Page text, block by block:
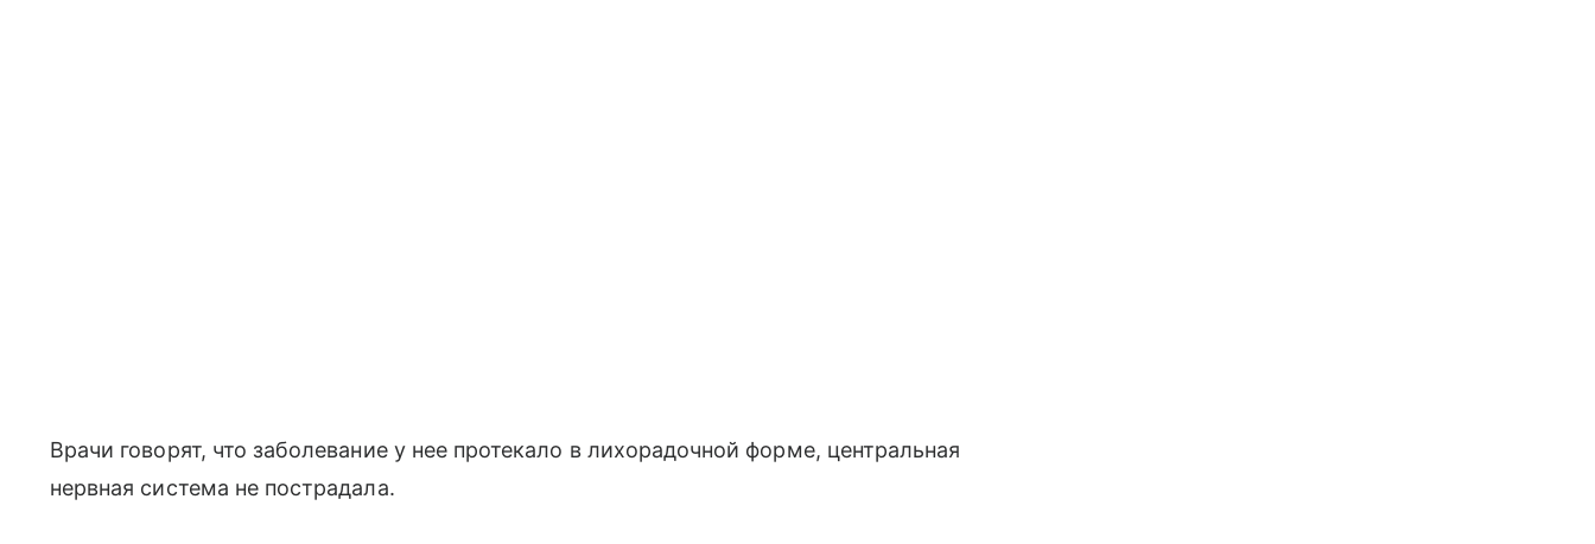
Врачи говорят, что заболевание у нее протекало в лихорадочной форме, центральная
нервная система не пострадала.